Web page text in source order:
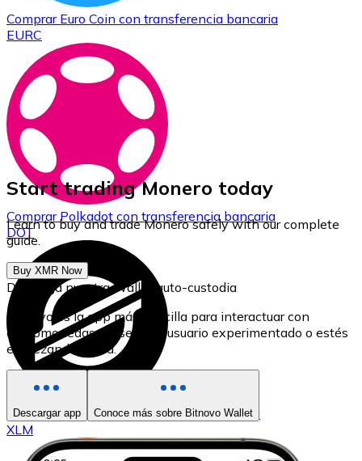
Comprar Euro Coin con transferencia bancaria
EURC
ComprarPolkadot con transferencia bancaria
DOT
ComprarStellarcon transferencia bancaria
XLM
Start trading Monero today
Learn to buy and trade Monero safely with our complete
guide.
Buy XMR Now
Descarga nuestra Wallet auto-custodia
Bitnovo es la app más sencilla para interactuar con
criptomonedas, ya seas un usuario experimentado o estés
empezando ahora.
Descargar app Conoce más sobre Bitnovo Wallet